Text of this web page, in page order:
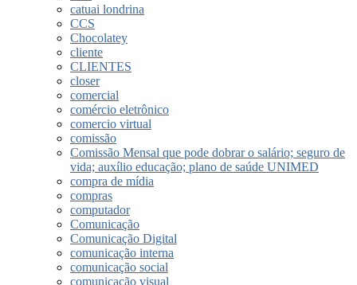
catuai londrina
CCS
Chocolatey
cliente
CLIENTES
closer
comercial
comércio eletrônico
comercio virtual
comissão
Comissão Mensal que pode dobrar o salário; seguro de
vida; auxílio educação; plano de saúde UNIMED
compra de mídia
compras
computador
Comunicação
Comunicação Digital
comunicação interna
comunicação social
comunicação visual